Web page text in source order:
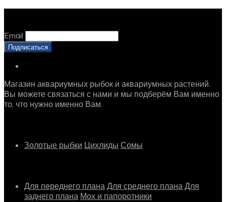
Email
Магазин аквариумных рыбок и аквариумных растений.
Вы можете связаться с нами и мы подберём Вам именно
то, что нужно именно Вам.
Золотые рыбки Цихлиды Сомы
Для переднего плана Для среднего плана Для
заднего плана Мох и папоротники